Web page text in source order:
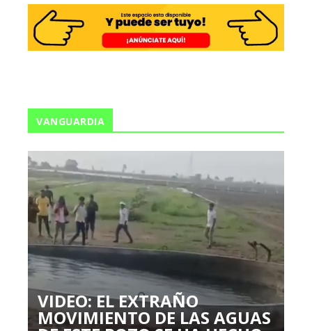
VANGUARDIA
VIDEO: EL EXTRAÑO
MOVIMIENTO DE LAS AGUAS